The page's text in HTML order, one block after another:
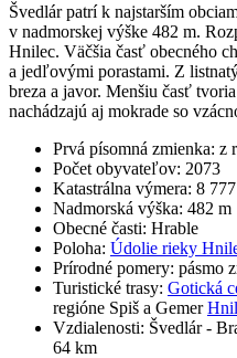
Švedlár patrí k najstarším
v nadmorskej výške 482 m.
Hnilec. Väčšia časť obecného
a jedľovými porastami. Z
breza a javor. Menšiu časť
nachádzajú aj mokrade so
Prvá písomná zmienka: z
Počet obyvateľov: 2073
Katastrálna výmera: 8
Nadmorská výška: 482 m
Obecné časti: Hrable
Poloha: Údolie rieky
Prírodné pomery: pásmo
Turistické trasy: Gotická
regióne Spiš a Gemer
Vzdialenosti: Švedlár -
64 km